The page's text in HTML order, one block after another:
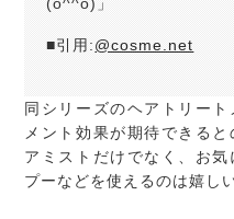
■引用:@cosme.net
同シリーズのヘアトリー
メント効果が期待できる
アミストだけでなく、お
プーなどを使えるのは嬉し